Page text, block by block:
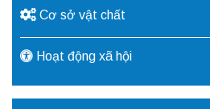
Cơ sở vật chất
Hoạt động xã hội